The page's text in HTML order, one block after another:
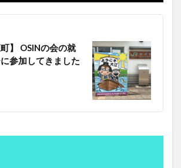
町】 OSINの会の就
参加してきました